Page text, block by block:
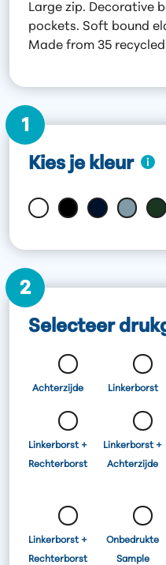
Large zip. Decorative
pockets. Soft bound
Made from 35
1
Kies je kleur
2
Selecteer
Achterzijde Linkerborst
Linkerborst +
Rechterborst
Linkerborst +
Achterzijde
Linkerborst +
Rechterborst
Onbedrukte
Sample